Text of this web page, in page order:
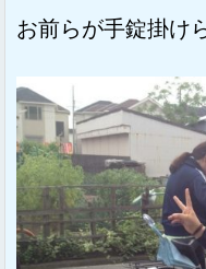
お前らが手錠掛け